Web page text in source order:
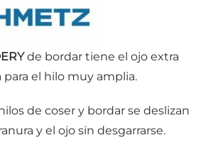
de bordar tiene el ojo extra
para el hilo muy amplia.
de coser y bordar se deslizan
y el ojo sin desgarrarse.